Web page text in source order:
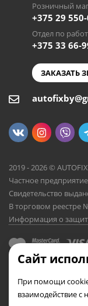
Розничный
+375 29
Отдел по
+375 33 66-
ЗАКАЗАТЬ
2019 - 2026 ©
Частное
Свидетельство
В торговом реестре
Информация о
Сайт
При помощи
взаимодействие